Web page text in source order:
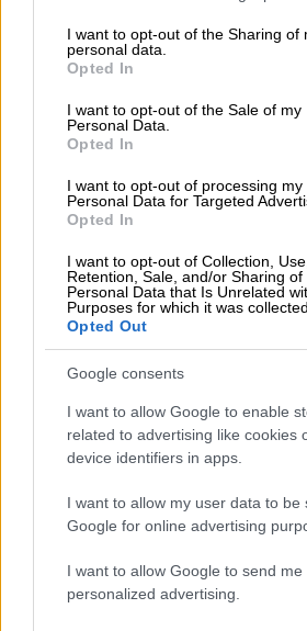
not limited to your visit or usage
grant or deny consent to Google and
use your data for below specified
consent section.
I want to opt-out of the Sharing of
personal data.
Opted In
I want to opt-out of the Sale of my
Personal Data.
Opted In
I want to opt-out of processing my
Personal Data for Targeted
Opted In
I want to opt-out of Collection, Use,
Retention, Sale, and/or Sharing of
Personal Data that Is Unrelated
Purposes for which it was collected.
Opted Out
Google consents
I want to allow Google to enable
related to advertising like cookies
device identifiers in apps.
I want to allow my user data to be
Google for online advertising
I want to allow Google to send me
personalized advertising.
15.11.2019 14:52
5 οφέλη που προσφέρει ο
στην υγεία του εγκεφάλου
Ο θεραπευτικός βελονισμός
χρησιμοποιείται εδώ και
στην Κινέζικη ιατρική
ΑΛΛΑ #TAGS
ειδήσεις τώρα
νοσοκομείο
γιατροί
ασθενής